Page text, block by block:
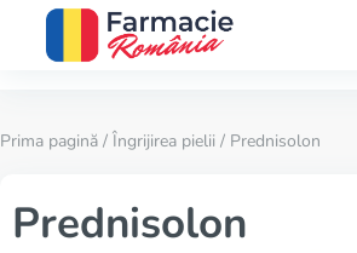
Prima pagină / Îngrijirea pielii / Prednisolon
Prednisolon